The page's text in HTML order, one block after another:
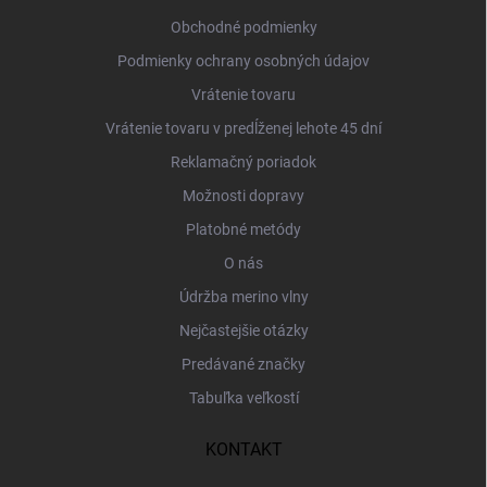
Obchodné podmienky
Podmienky ochrany osobných údajov
Vrátenie tovaru
Vrátenie tovaru v predĺženej lehote 45 dní
Reklamačný poriadok
Možnosti dopravy
Platobné metódy
O nás
Údržba merino vlny
Nejčastejšie otázky
Predávané značky
Tabuľka veľkostí
KONTAKT